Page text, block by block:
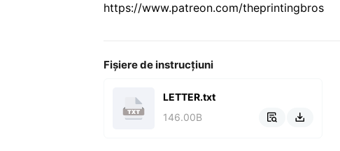
https://www.patreon.com/theprintingbros
Fișiere de instrucțiuni
LETTER.txt
146.00B
 